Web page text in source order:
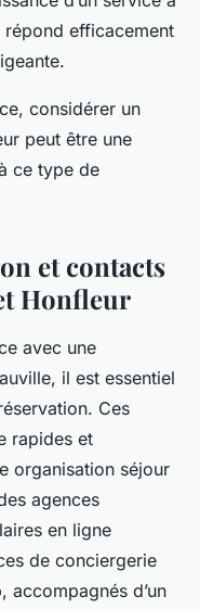
efficacement
considérer un
peut être une
ce type de
et contacts
Honfleur
avec une
il est essentiel
Ces
rapides et
organisation séjour
agences
en ligne
de conciergerie
accompagnés d’un